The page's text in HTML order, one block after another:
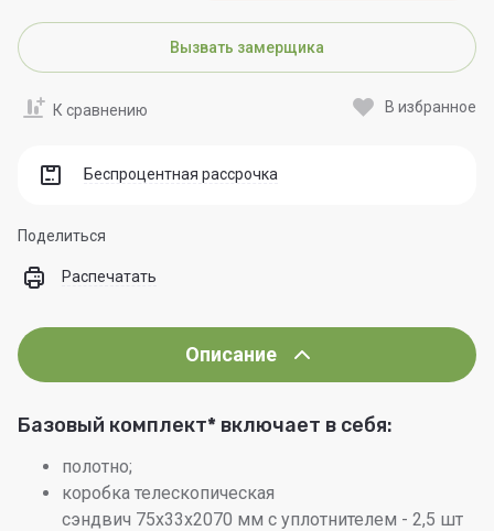
Вызвать замерщика
К сравнению В избранное
Беспроцентная рассрочка
Поделиться
Распечатать
Описание
Базовый комплект* включает в себя:
полотно;
коробка телескопическая
сэндвич 75x33x2070 мм с уплотнителем - 2,5 шт